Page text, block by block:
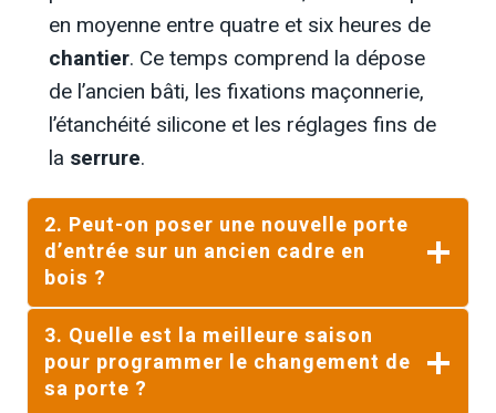
en moyenne entre quatre et six heures de
chantier. Ce temps comprend la dépose
de l’ancien bâti, les fixations maçonnerie,
l’étanchéité silicone et les réglages fins de
la serrure.
2. Peut-on poser une nouvelle porte
d’entrée sur un ancien cadre en
bois ?
3. Quelle est la meilleure saison
pour programmer le changement de
sa porte ?